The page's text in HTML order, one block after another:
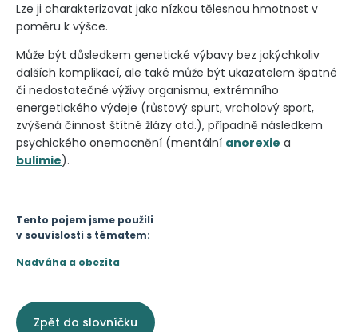
Tento pojem jsme použili
v souvislosti s tématem:
Nadváha a obezita
Zpět do slovníčku
Lze ji charakterizovat jako nízkou tělesnou hmotnost v
poměru k výšce.
Může být důsledkem genetické výbavy bez jakýchkoliv
dalších komplikací, ale také může být ukazatelem špatné
či nedostatečné výživy organismu, extrémního
energetického výdeje (růstový spurt, vrcholový sport,
zvýšená činnost štítné žlázy atd.), případně následkem
psychického onemocnění (mentální anorexie a
bulimie).